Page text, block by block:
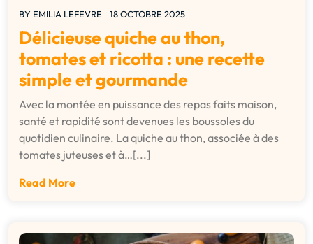
BY EMILIA LEFEVRE 18 OCTOBRE 2025
Délicieuse quiche au thon,
tomates et ricotta : une recette
simple et gourmande
Avec la montée en puissance des repas faits maison,
santé et rapidité sont devenues les boussoles du
quotidien culinaire. La quiche au thon, associée à des
tomates juteuses et à…[...]
Read More